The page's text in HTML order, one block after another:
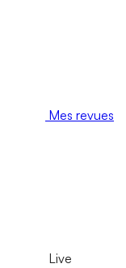
Mes revues
Live